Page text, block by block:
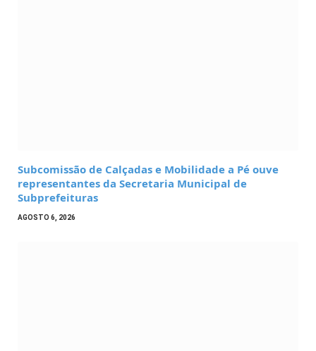
Subcomissão de Calçadas e Mobilidade a Pé ouve
representantes da Secretaria Municipal de
Subprefeituras
AGOSTO 6, 2026